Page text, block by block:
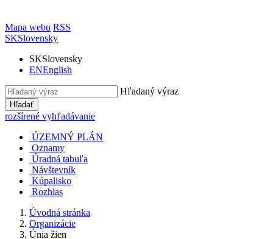
Mapa webu RSS
SKSlovensky
SKSlovensky
ENEnglish
Hľadaný výraz
Hľadať
rozšírené vyhľadávanie
ÚZEMNÝ PLÁN
Oznamy
Úradná tabuľa
Návštevník
Kúpalisko
Rozhlas
Úvodná stránka
Organizácie
Únia žien